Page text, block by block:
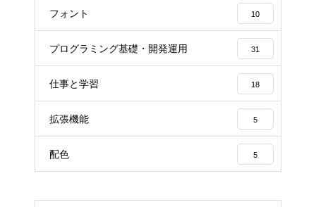
フォント 10
プログラミング基礎・開発運用 31
仕事と学習 18
拡張機能 5
配色 5